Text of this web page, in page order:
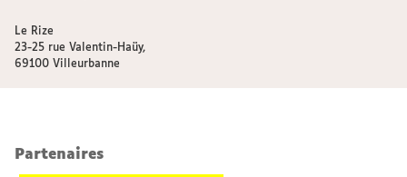
Le Rize
23-25 rue Valentin-Haüy,
69100 Villeurbanne
Partenaires